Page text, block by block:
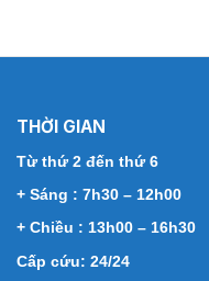
THỜI GIAN
Từ thứ 2 đến thứ 6
+ Sáng : 7h30 – 12h00
+ Chiều : 13h00 – 16h30
Cấp cứu: 24/24